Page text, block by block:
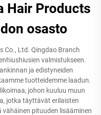
Hair Products
osasto
Co., Ltd. Qingdao Branch
valmistukseen.
ja edistyneiden
tuotteidemme laadun.
johon kuuluu muun
jotka täyttävät erilaisten
vähäinen pituuden lisääminen